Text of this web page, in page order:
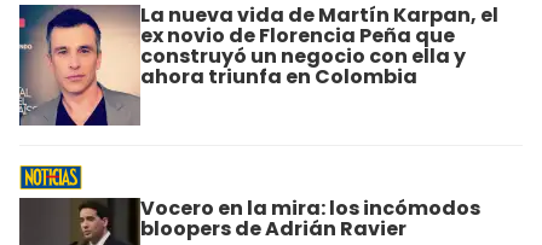
La nueva vida de Martín Karpan, el
ex novio de Florencia Peña que
construyó un negocio con ella y
ahora triunfa en Colombia
Vocero en la mira: los incómodos
bloopers de Adrián Ravier